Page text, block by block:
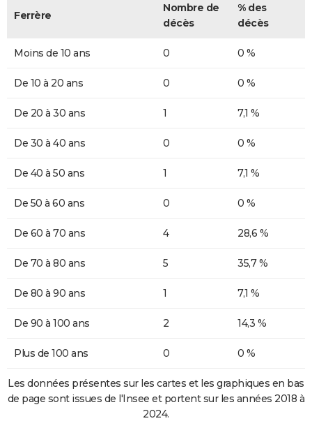
Ferrère
Nombre de
décès
% des
décès
Moins de 10 ans 0 0 %
De 10 à 20 ans 0 0 %
De 20 à 30 ans 1 7,1 %
De 30 à 40 ans 0 0 %
De 40 à 50 ans 1 7,1 %
De 50 à 60 ans 0 0 %
De 60 à 70 ans 4 28,6 %
De 70 à 80 ans 5 35,7 %
De 80 à 90 ans 1 7,1 %
De 90 à 100 ans 2 14,3 %
Plus de 100 ans 0 0 %
Les données présentes sur les cartes et les graphiques en bas
de page sont issues de l'Insee et portent sur les années 2018 à
2024.